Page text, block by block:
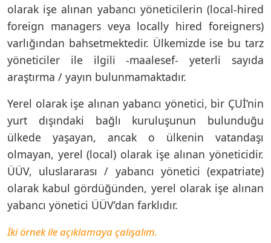
olarak işe alınan yabancı yöneticilerin (local-hired
foreign managers veya locally hired foreigners)
varlığından bahsetmektedir. Ülkemizde ise bu tarz
yöneticiler ile ilgili -maalesef- yeterli sayıda
araştırma / yayın bulunmamaktadır.
Yerel olarak işe alınan yabancı yönetici, bir ÇUİ’nin
yurt dışındaki bağlı kuruluşunun bulunduğu
ülkede yaşayan, ancak o ülkenin vatandaşı
olmayan, yerel (local) olarak işe alınan yöneticidir.
ÜÜV, uluslararası / yabancı yönetici (expatriate)
olarak kabul gördüğünden, yerel olarak işe alınan
yabancı yönetici ÜÜV’dan farklıdır.
İki örnek ile açıklamaya çalışalım.